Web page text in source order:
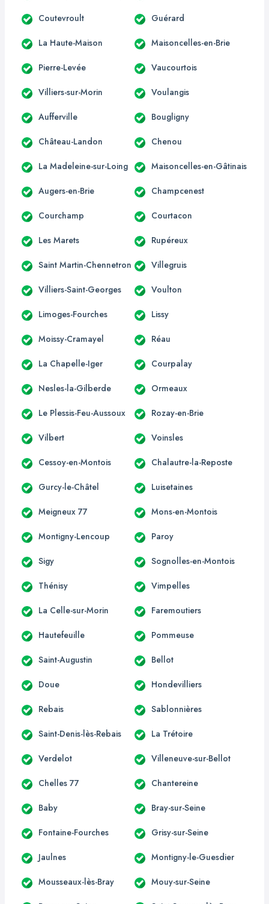
Coutevroult Guérard
La Haute-Maison Maisoncelles-en-Brie
Pierre-Levée Vaucourtois
Villiers-sur-Morin Voulangis
Aufferville Bougligny
Château-Landon Chenou
La Madeleine-sur-Loing Maisoncelles-en-Gâtinais
Augers-en-Brie Champcenest
Courchamp Courtacon
Les Marets Rupéreux
Saint Martin-Chennetron Villegruis
Villiers-Saint-Georges Voulton
Limoges-Fourches Lissy
Moissy-Cramayel Réau
La Chapelle-Iger Courpalay
Nesles-la-Gilberde Ormeaux
Le Plessis-Feu-Aussoux Rozay-en-Brie
Vilbert Voinsles
Cessoy-en-Montois Chalautre-la-Reposte
Gurcy-le-Châtel Luisetaines
Meigneux 77 Mons-en-Montois
Montigny-Lencoup Paroy
Sigy Sognolles-en-Montois
Thénisy Vimpelles
La Celle-sur-Morin Faremoutiers
Hautefeuille Pommeuse
Saint-Augustin Bellot
Doue Hondevilliers
Rebais Sablonnières
Saint-Denis-lès-Rebais La Trétoire
Verdelot Villeneuve-sur-Bellot
Chelles 77 Chantereine
Baby Bray-sur-Seine
Fontaine-Fourches Grisy-sur-Seine
Jaulnes Montigny-le-Guesdier
Mousseaux-lès-Bray Mouy-sur-Seine